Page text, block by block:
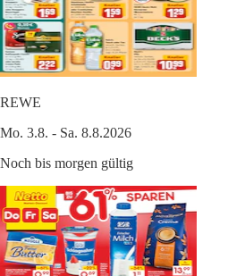
REWE
Mo. 3.8. - Sa. 8.8.2026
Noch bis morgen gültig